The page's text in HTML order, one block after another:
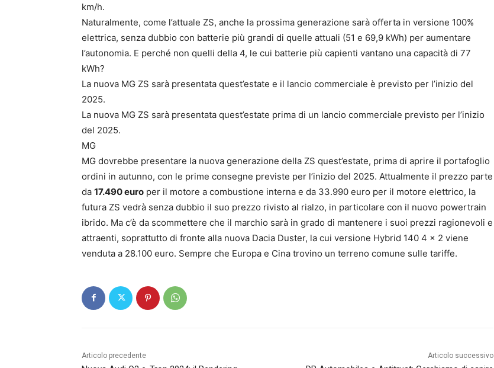
km/h.
Naturalmente, come l’attuale ZS, anche la prossima generazione sarà offerta in versione 100%
elettrica, senza dubbio con batterie più grandi di quelle attuali (51 e 69,9 kWh) per aumentare
l’autonomia. E perché non quelli della 4, le cui batterie più capienti vantano una capacità di 77
kWh?
La nuova MG ZS sarà presentata quest’estate e il lancio commerciale è previsto per l’inizio del
2025.
La nuova MG ZS sarà presentata quest’estate prima di un lancio commerciale previsto per l’inizio
del 2025.
MG
MG dovrebbe presentare la nuova generazione della ZS quest’estate, prima di aprire il portafoglio
ordini in autunno, con le prime consegne previste per l’inizio del 2025. Attualmente il prezzo parte
da 17.490 euro per il motore a combustione interna e da 33.990 euro per il motore elettrico, la
futura ZS vedrà senza dubbio il suo prezzo rivisto al rialzo, in particolare con il nuovo powertrain
ibrido. Ma c’è da scommettere che il marchio sarà in grado di mantenere i suoi prezzi ragionevoli e
attraenti, soprattutto di fronte alla nuova Dacia Duster, la cui versione Hybrid 140 4 x 2 viene
venduta a 28.100 euro. Sempre che Europa e Cina trovino un terreno comune sulle tariffe.
Articolo precedente Articolo successivo